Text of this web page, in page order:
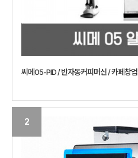
씨메05-PID / 반자동커피머신 / 카페창업
2